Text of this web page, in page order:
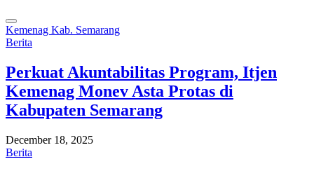
Kemenag Kab. Semarang
Berita
Perkuat Akuntabilitas Program, Itjen
Kemenag Monev Asta Protas di
Kabupaten Semarang
December 18, 2025
Berita